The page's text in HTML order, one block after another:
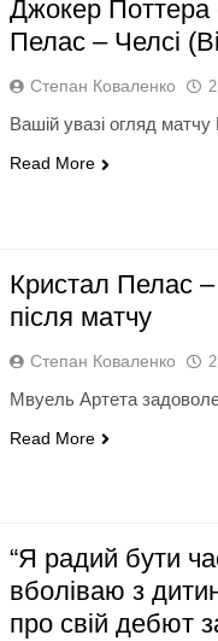
Джокер Поттера
Пелас – Челсі
Степан Коваленко
Вашій увазі огляд
Read More
Кристал Пелас
після матчу
Степан Коваленко
Мвуель Артета
Read More
“Я радий бути
вболіваю з
про свій дебют